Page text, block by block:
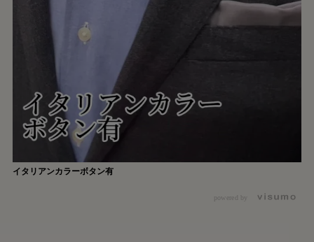
イタリアンカラーボタン有
powered by